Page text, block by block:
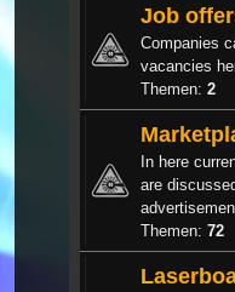
Job
Companies
vacancies
Themen: 2
In here
are
Themen: 72